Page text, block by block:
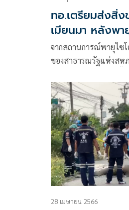
ทอ.เตรียมส่งสิ่ง
เมียนมา หลังพา
จากสถานการณ์พายุไซ
ของสาธารณรัฐแห่งสห
28 เมษายน 2566